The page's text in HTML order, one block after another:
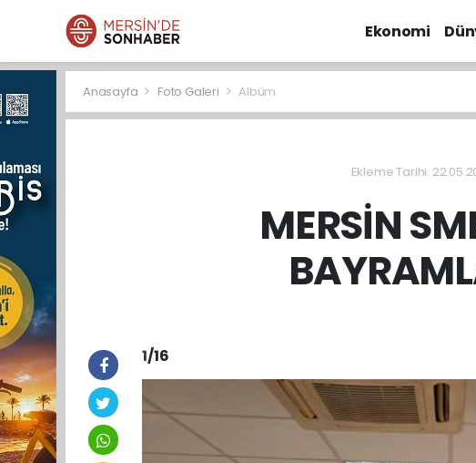
Ekonomi
Anasayfa Foto Galeri Albüm
Ekleme Tarihi:
MERSİN
1/16